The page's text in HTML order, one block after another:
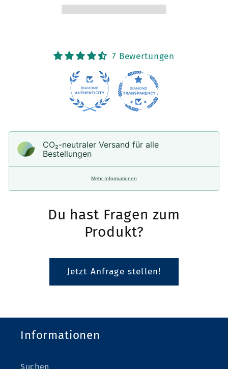
7 Bewertungen
CO₂-neu­t­raler Versand für alle
Bestellungen
Mehr Informationen
Du hast Fragen zum
Produkt?
Jetzt Anfrage stellen!
Informationen
Suchen